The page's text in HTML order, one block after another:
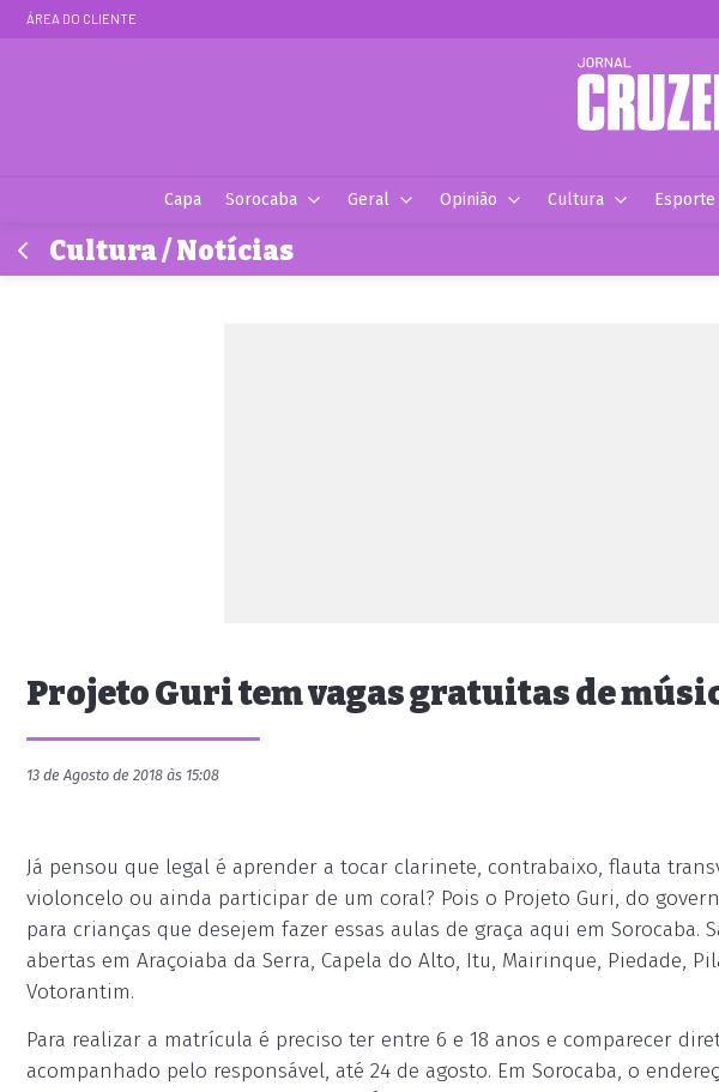
ÁREA DO CLIENTE
Capa Sorocaba Geral Opinião Cultura Esporte
Cultura / Notícias
Projeto Guri tem vagas gratuitas de
13 de Agosto de 2018 às 15:08
Já pensou que legal é aprender a tocar clarinete, contrabaixo, flauta
violoncelo ou ainda participar de um coral? Pois o Projeto Guri, do
para crianças que desejem fazer essas aulas de graça aqui em Sorocaba.
abertas em Araçoiaba da Serra, Capela do Alto, Itu, Mairinque, Piedade,
Votorantim.
Para realizar a matrícula é preciso ter entre 6 e 18 anos e comparecer
acompanhado pelo responsável, até 24 de agosto. Em Sorocaba, o